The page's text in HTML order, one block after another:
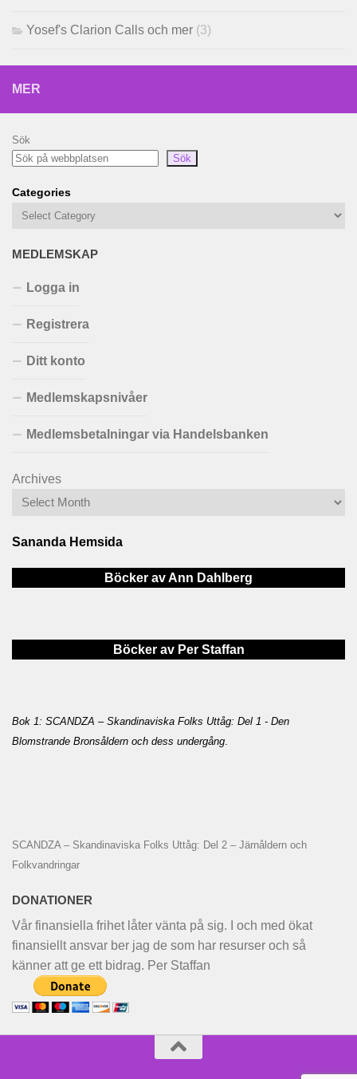
Yosef's Clarion Calls och mer (3)
MER
Sök
Sök
Categories
MEDLEMSKAP
Logga in
Registrera
Ditt konto
Medlemskapsnivåer
Medlemsbetalningar via Handelsbanken
Archives
Sananda Hemsida
Böcker av Ann Dahlberg
Böcker av Per Staffan
Bok 1: SCANDZA – Skandinaviska Folks Uttåg: Del 1 - Den
Blomstrande Bronsåldern och dess undergång.
SCANDZA – Skandinaviska Folks Uttåg: Del 2 – Järnåldern och
Folkvandringar
DONATIONER
Vår finansiella frihet låter vänta på sig. I och med ökat
finansiellt ansvar ber jag de som har resurser och så
känner att ge ett bidrag. Per Staffan